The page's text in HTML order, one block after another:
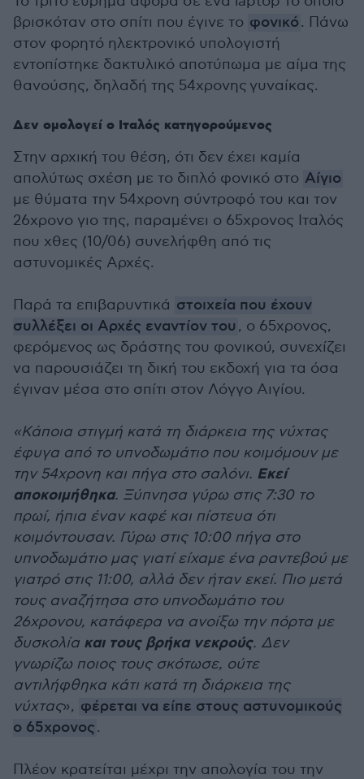
βρισκόταν στο σπίτι που έγινε το φονικό. Πάνω
στον φορητό ηλεκτρονικό υπολογιστή
εντοπίστηκε δακτυλικό αποτύπωμα με αίμα της
θανούσης, δηλαδή της 54χρονης γυναίκας.
Δεν ομολογεί ο Ιταλός κατηγορούμενος
Στην αρχική του θέση, ότι δεν έχει καμία
απολύτως σχέση με το διπλό φονικό στο Αίγιο
με θύματα την 54χρονη σύντροφό του και τον
26χρονο γιο της, παραμένει ο 65χρονος Ιταλός
που χθες (10/06) συνελήφθη από τις
αστυνομικές Αρχές.
Παρά τα επιβαρυντικά στοιχεία που έχουν
συλλέξει οι Αρχές εναντίον του , ο 65χρονος,
φερόμενος ως δράστης του φονικού, συνεχίζει
να παρουσιάζει τη δική του εκδοχή για τα όσα
έγιναν μέσα στο σπίτι στον Λόγγο Αιγίου.
«Κάποια στιγμή κατά τη διάρκεια της νύχτας
έφυγα από το υπνοδωμάτιο που κοιμόμουν με
την 54χρονη και πήγα στο σαλόνι. Εκεί
αποκοιμήθηκα. Ξύπνησα γύρω στις 7:30 το
πρωί, ήπια έναν καφέ και πίστευα ότι
κοιμόντουσαν. Γύρω στις 10:00 πήγα στο
υπνοδωμάτιο μας γιατί είχαμε ένα ραντεβού με
γιατρό στις 11:00, αλλά δεν ήταν εκεί. Πιο μετά
τους αναζήτησα στο υπνοδωμάτιο του
26χρονου, κατάφερα να ανοίξω την πόρτα με
δυσκολία και τους βρήκα νεκρούς. Δεν
γνωρίζω ποιος τους σκότωσε, ούτε
αντιλήφθηκα κάτι κατά τη διάρκεια της
νύχτας», φέρεται να είπε στους αστυνομικούς
ο 65χρονος.
Πλέον κρατείται μέχρι την απολογία του την